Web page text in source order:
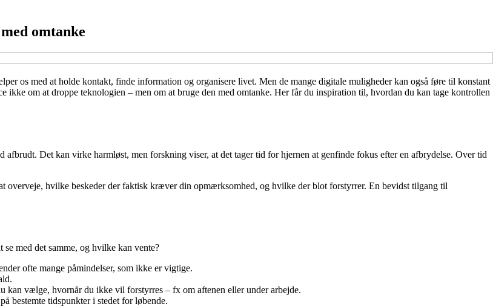
omtanke
os med at holde kontakt, finde information og organisere livet. Men de mange digitale muligheder kan også føre til konstant
om at droppe teknologien – men om at bruge den med omtanke. Her får du inspiration til, hvordan du kan tage kontrollen
Det kan virke harmløst, men forskning viser, at det tager tid for hjernen at genfinde fokus efter en afbrydelse. Over tid
hvilke beskeder der faktisk kræver din opmærksomhed, og hvilke der blot forstyrrer. En bevidst tilgang til
med det samme, og hvilke kan vente?
ofte mange påmindelser, som ikke er vigtige.
kan vælge, hvornår du ikke vil forstyrres – fx om aftenen eller under arbejde.
bestemte tidspunkter i stedet for løbende.